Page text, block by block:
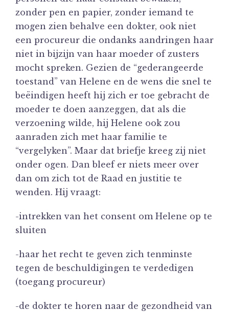
zonder pen en papier, zonder iemand te
mogen zien behalve een dokter, ook niet
een procureur die ondanks aandringen haar
niet in bijzijn van haar moeder of zusters
mocht spreken. Gezien de “gederangeerde
toestand” van Helene en de wens die snel te
beëindigen heeft hij zich er toe gebracht de
moeder te doen aanzeggen, dat als die
verzoening wilde, hij Helene ook zou
aanraden zich met haar familie te
“vergelyken”. Maar dat briefje kreeg zij niet
onder ogen. Dan bleef er niets meer over
dan om zich tot de Raad en justitie te
wenden. Hij vraagt:
-intrekken van het consent om Helene op te
sluiten
-haar het recht te geven zich tenminste
tegen de beschuldigingen te verdedigen
(toegang procureur)
-de dokter te horen naar de gezondheid van